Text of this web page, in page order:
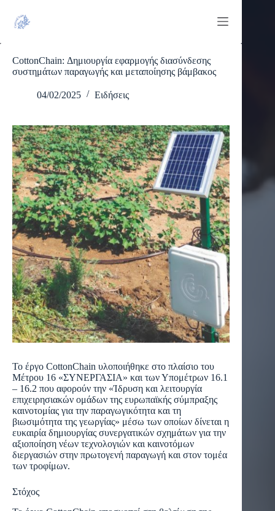
περιεχόμενο
CottonChain: Δημιουργία εφαρμογής διασύνδεσης
συστημάτων παραγωγής και μεταποίησης βάμβακος
04/02/2025 Ειδήσεις
Το έργο CottonChain υλοποιήθηκε στο πλαίσιο του
Μέτρου 16 «ΣΥΝΕΡΓΑΣΙΑ» και των Υπομέτρων 16.1
– 16.2 που αφορούν την «Ίδρυση και λειτουργία
επιχειρησιακών ομάδων της ευρωπαϊκής σύμπραξης
καινοτομίας για την παραγωγικότητα και τη
βιωσιμότητα της γεωργίας» μέσω των οποίων δίνεται η
ευκαιρία δημιουργίας συνεργατικών σχημάτων για την
αξιοποίηση νέων τεχνολογιών και καινοτόμων
διεργασιών στην πρωτογενή παραγωγή και στον τομέα
των τροφίμων.
Στόχος